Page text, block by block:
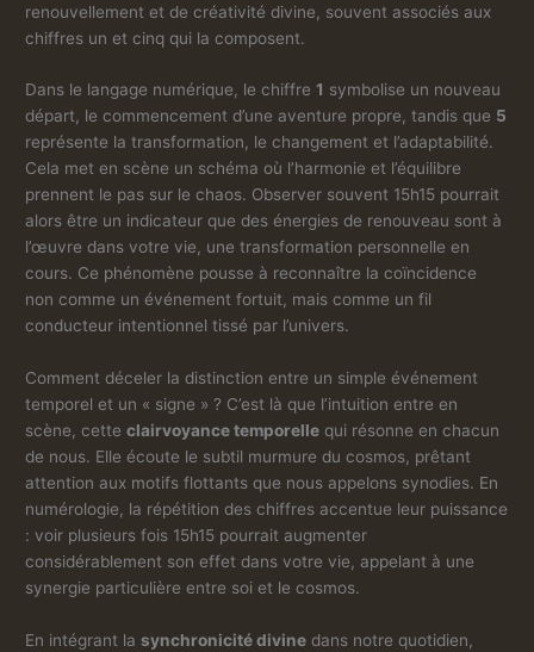
renouvellement et de créativité divine, souvent associés aux
chiffres un et cinq qui la composent.
Dans le langage numérique, le chiffre1 symbolise un nouveau
départ, le commencement d’une aventure propre, tandis que 5
représente la transformation, le changement et l’adaptabilité.
Cela met en scène un schéma où l’harmonie et l’équilibre
prennent le pas sur le chaos. Observer souvent 15h15 pourrait
alors être un indicateur que des énergies de renouveau sont à
l’œuvre dans votre vie, une transformation personnelle en
cours. Ce phénomène pousse à reconnaître la coïncidence
non comme un événement fortuit, mais comme un fil
conducteur intentionnel tissé par l’univers.
Comment déceler la distinction entre un simple événement
temporel et un « signe » ? C’est là que l’intuition entre en
scène, cetteclairvoyance temporelle qui résonne en chacun
de nous. Elle écoute le subtil murmure du cosmos, prêtant
attention aux motifs flottants que nous appelons synodies. En
numérologie, la répétition des chiffres accentue leur puissance
: voir plusieurs fois 15h15 pourrait augmenter
considérablement son effet dans votre vie, appelant à une
synergie particulière entre soi et le cosmos.
En intégrant lasynchronicité divine dans notre quotidien,